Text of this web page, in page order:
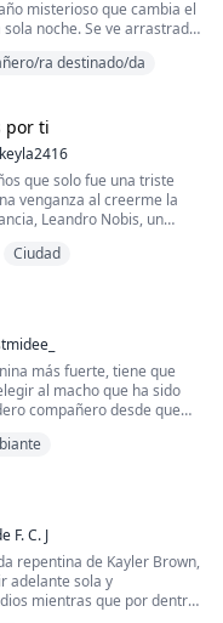
se llevó a cabo cada vez
reuniones acercaron
misterioso que cambia el
noche. Se ve arrastrada
descubra que él está
ra destinado/da
por ti
que solo fue una triste
venganza al creerme la
bajas humillaciones,
hoy, Dulce D' María hoy
ser feliz sin derramar una
Ciudad
más fuerte, tiene que
al macho que ha sido
compañero desde que
lobo tiene la tendencia a
una esclava sexual?
F. C. J
repentina de Kayler Brown,
adelante sola y
mientras que por dentro